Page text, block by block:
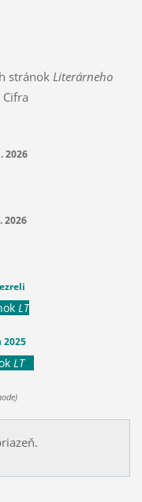
stránok Literárneho
2026
2026
LT
2025
LT